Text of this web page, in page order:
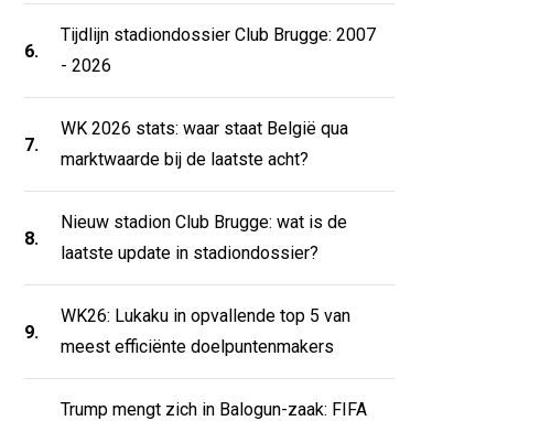
6.
Tijdlijn stadiondossier Club Brugge: 2007
- 2026
7.
WK 2026 stats: waar staat België qua
marktwaarde bij de laatste acht?
8.
Nieuw stadion Club Brugge: wat is de
laatste update in stadiondossier?
9.
WK26: Lukaku in opvallende top 5 van
meest efficiënte doelpuntenmakers
Trump mengt zich in Balogun-zaak: FIFA